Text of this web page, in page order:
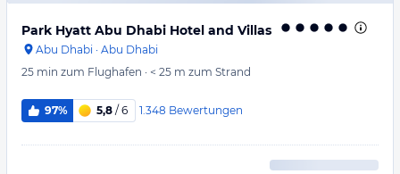
Park Hyatt Abu Dhabi Hotel and Villas
Abu Dhabi · Abu Dhabi
25 min zum Flughafen · < 25 m zum Strand
97% 5,8 / 6 1.348 Bewertungen